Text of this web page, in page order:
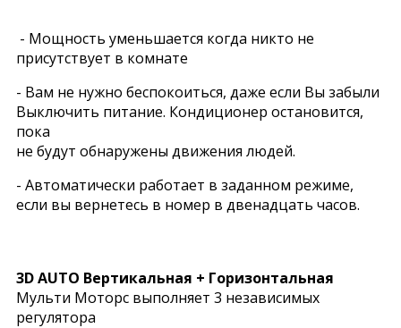
- Мощность уменьшается когда никто не
присутствует в комнате
- Вам не нужно беспокоиться, даже если Вы забыли
Выключить питание. Кондиционер остановится,
пока
не будут обнаружены движения людей.
- Автоматически работает в заданном режиме,
если вы вернетесь в номер в двенадцать часов.
3D AUTO Вертикальная + Горизонтальная
Мульти Моторс выполняет 3 независимых
регулятора